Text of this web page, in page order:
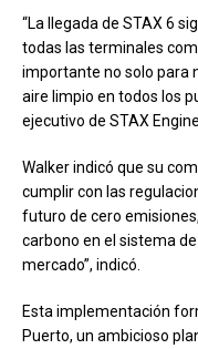
“La llegada de STAX 6
todas las terminales
importante no solo para
aire limpio en todos los
ejecutivo de STAX
Walker indicó que su
cumplir con las
futuro de cero
carbono en el sistema
mercado”, indicó.
Esta implementación
Puerto, un ambicioso